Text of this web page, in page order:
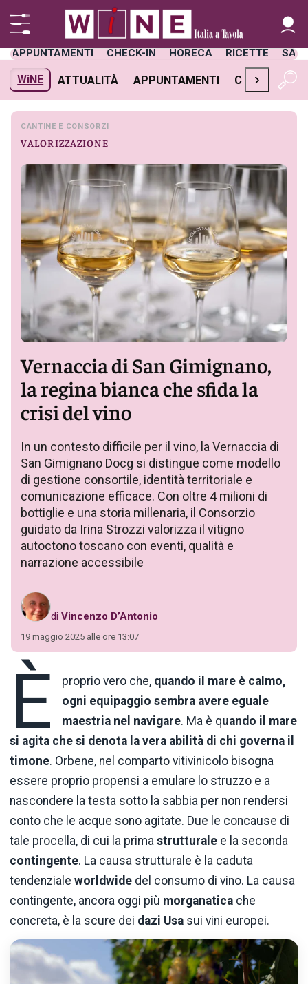
APPUNTAMENTI CHECK-IN HORECA RICETTE
WiNE ATTUALITÀ APPUNTAMENTI CHECK-IN
›
CANTINE E CONSORZI
VALORIZZAZIONE
Vernaccia di San Gimignano,
la regina bianca che sfida la
crisi del vino
In un contesto difficile per il vino, la Vernaccia di
San Gimignano Docg si distingue come modello
di gestione consortile, identità territoriale e
comunicazione efficace. Con oltre 4 milioni di
bottiglie e una storia millenaria, il Consorzio
guidato da Irina Strozzi valorizza il vitigno
autoctono toscano con eventi, qualità e
narrazione accessibile
di Vincenzo D’Antonio
19 maggio 2025 alle ore 13:07
È proprio vero che, quando il mare è calmo,
ogni equipaggio sembra avere eguale
maestria nel navigare. Ma è quando il mare
si agita che si denota la vera abilità di chi governa il
timone. Orbene, nel comparto vitivinicolo bisogna
essere proprio propensi a emulare lo struzzo e a
nascondere la testa sotto la sabbia per non rendersi
conto che le acque sono agitate. Due le concause di
tale procella, di cui la prima strutturale e la seconda
contingente. La causa strutturale è la caduta
tendenziale worldwide del consumo di vino. La causa
contingente, ancora oggi più morganatica che
concreta, è la scure dei dazi Usa sui vini europei.